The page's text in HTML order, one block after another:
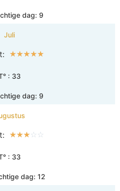
dag: 9
Juli
☆☆☆☆☆
: 33
dag: 9
☆☆☆☆☆
: 33
dag: 12